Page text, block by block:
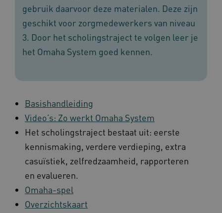
gebruik daarvoor deze materialen. Deze zijn
geschikt voor zorgmedewerkers van niveau
3. Door het scholingstraject te volgen leer je
het Omaha System goed kennen.
Basishandleiding
Video’s: Zo werkt Omaha System
Het scholingstraject bestaat uit: eerste
kennismaking, verdere verdieping, extra
casuïstiek, zelfredzaamheid, rapporteren
en evalueren.
Omaha-spel
Overzichtskaart